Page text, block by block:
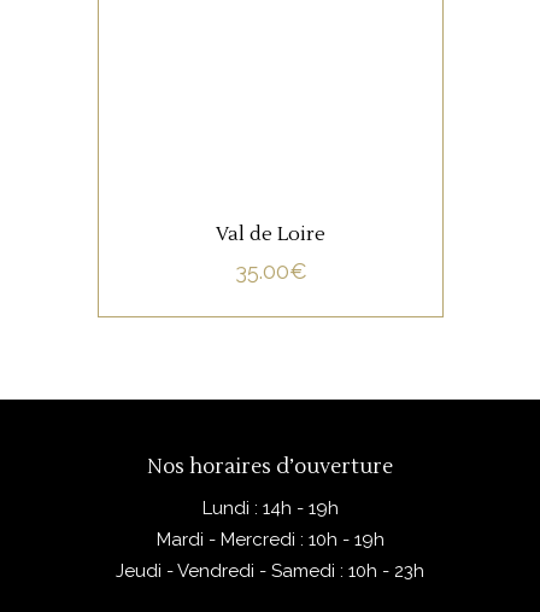
Val de Loire
35.00€
Nos horaires d’ouverture
Lundi : 14h - 19h
Mardi - Mercredi : 10h - 19h
Jeudi - Vendredi - Samedi : 10h - 23h